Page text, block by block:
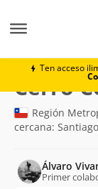
Ten acceso
Cerro
Región
cercana: Santiago
Álvaro
Primer